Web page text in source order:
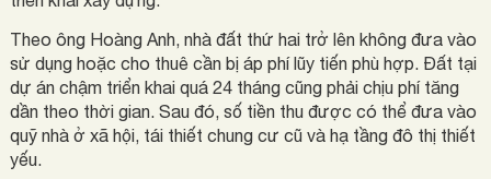
Theo ông Hoàng Anh, nhà đất thứ hai trở lên không đưa vào
sử dụng hoặc cho thuê cần bị áp phí lũy tiến phù hợp. Đất tại
dự án chậm triển khai quá 24 tháng cũng phải chịu phí tăng
dần theo thời gian. Sau đó, số tiền thu được có thể đưa vào
quỹ nhà ở xã hội, tái thiết chung cư cũ và hạ tầng đô thị thiết
yếu.